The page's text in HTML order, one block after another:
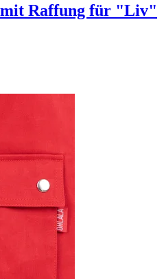
Raffung für "Liv"